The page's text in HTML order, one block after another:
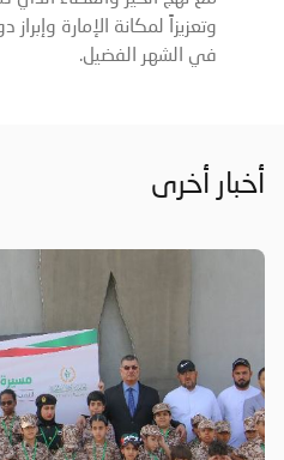
وتعزيزاً لمكانة الإمارة
في الشهر الفضيل.
أخبار أخرى